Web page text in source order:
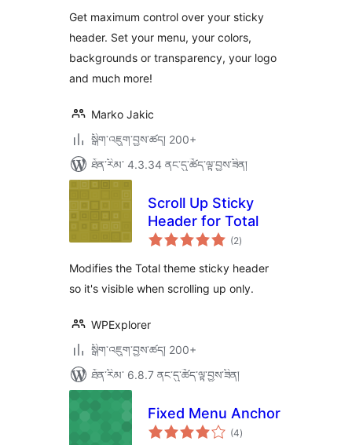
ཚང་།
Get maximum control over your sticky
header. Set your menu, your colors,
backgrounds or transparency, your logo
and much more!
Marko Jakic
སྒྲིག་འཇུག་བྱས་ཚད། 200+
ཐོན་རིམ་ 4.3.34 ནང་དུ་ཚོད་ལྟ་བྱས་ཟིན།
Scroll Up Sticky
Header for Total
(2གདེང་
འཇོག་
ཚང་།
)
Modifies the Total theme sticky header
so it's visible when scrolling up only.
WPExplorer
སྒྲིག་འཇུག་བྱས་ཚད། 200+
ཐོན་རིམ་ 6.8.7 ནང་དུ་ཚོད་ལྟ་བྱས་ཟིན།
Fixed Menu Anchor
(4གདེང་
འཇོག་
)